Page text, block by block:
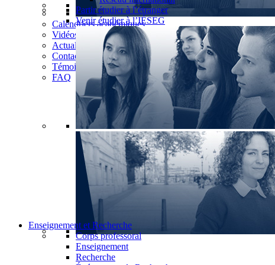
Calendriers académiques
Vidéos
Actualités
Contact
Témoignages
FAQ
Partir étudier à l’étranger
Venir étudier à l’IÉSEG
Enseignement et Recherche
Corps professoral
Enseignement
Recherche